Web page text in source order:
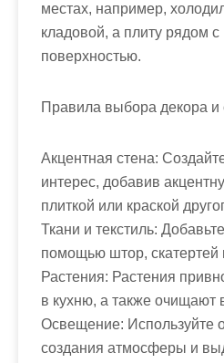
местах, например,
кладовой, а плиту рядом с
поверхностью.
Правила выбора декора и
Акцентная стена:
интерес, добавив
плиткой или краской
Ткани и текстиль:
помощью штор, скатертей
Растения: Растения
в кухню, а также очищают
Освещение: Используйте
создания атмосферы и